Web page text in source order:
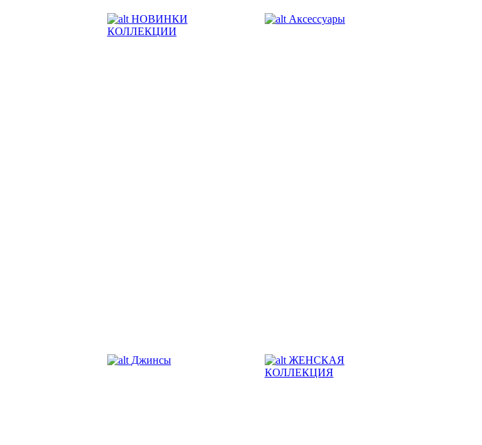
НОВИНКИ
КОЛЛЕКЦИИ
Аксессуары
Джинсы
ЖЕНСКАЯ
КОЛЛЕКЦИЯ